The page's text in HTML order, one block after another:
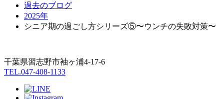
過去のブログ
2025年
シニア期の過ごし方シリーズ⑤〜ウンチの失敗対策〜
千葉県習志野市袖ヶ浦4-17-6
TEL.047-408-1133